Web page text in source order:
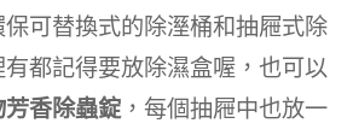
可替換式的除溼桶和抽屜式除
都記得要放除濕盒喔，也可以
香除蟲錠 ，每個抽屜中也放一